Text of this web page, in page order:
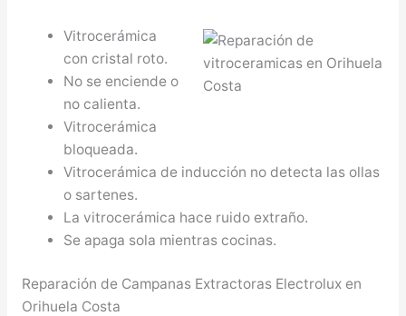
Vitrocerámica
con cristal roto.
No se enciende o
no calienta.
Vitrocerámica
bloqueada.
Vitrocerámica de inducción no detecta las ollas
o sartenes.
La vitrocerámica hace ruido extraño.
Se apaga sola mientras cocinas.
Reparación de Campanas Extractoras Electrolux en
Orihuela Costa